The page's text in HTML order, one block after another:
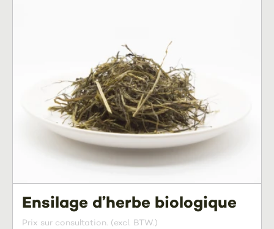
Ensilage d’herbe biologique
Prix sur consultation. (excl. BTW.)